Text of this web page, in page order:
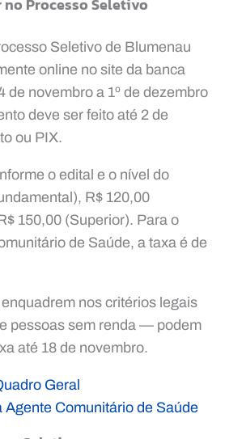
Seletivo de Blumenau
online no site da banca
de novembro a 1º de dezembro
deve ser feito até 2 de
ou PIX.
o edital e o nível do
R$ 120,00
150,00 (Superior). Para o
de Saúde, a taxa é de
nos critérios legais
pessoas sem renda — podem
até 18 de novembro.
Geral
Agente Comunitário de Saúde